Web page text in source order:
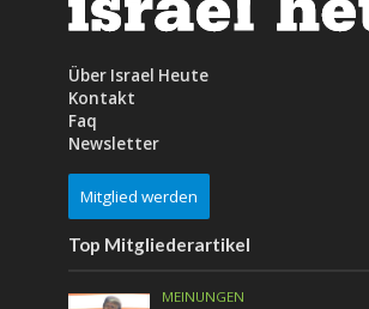
Über Israel Heute
Kontakt
Faq
Newsletter
Mitglied werden
Top Mitgliederartikel
MEINUNGEN